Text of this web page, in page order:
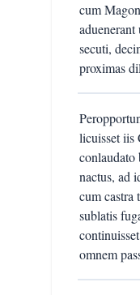
cum
secuti,
proximas
licuisset iis
conlaudato
nactus, ad
cum castra
sublatis
omnem